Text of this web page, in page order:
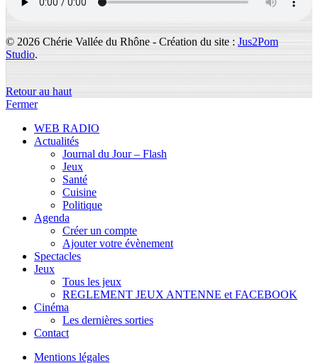
© 2026 Chérie Vallée du Rhône - Création du site : Jus2Pom
Studio.
Retour au haut
Fermer
WEB RADIO
Actualités
Journal du Jour – Flash
Jeux
Santé
Cuisine
Politique
Agenda
Créer un compte
Ajouter votre évènement
Spectacles
Jeux
Tous les jeux
REGLEMENT JEUX ANTENNE et FACEBOOK
Cinéma
Les dernières sorties
Contact
Mentions légales